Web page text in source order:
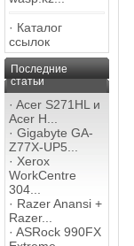
· Каталог
ссылок
Последние
статьи
· Acer S271HL и
Acer H...
· Gigabyte GA-
Z77X-UP5...
· Xerox
WorkCentre
304...
· Razer Anansi +
Razer...
· ASRock 990FX